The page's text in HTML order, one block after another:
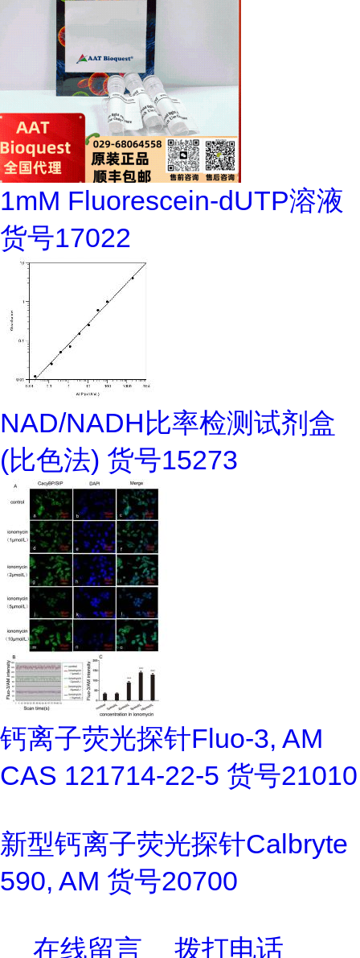
1mM Fluorescein-dUTP溶液
货号17022
NAD/NADH比率检测试剂盒
(比色法) 货号15273
钙离子荧光探针Fluo-3, AM
CAS 121714-22-5 货号21010
新型钙离子荧光探针Calbryte
590, AM 货号20700
在线留言 拨打电话